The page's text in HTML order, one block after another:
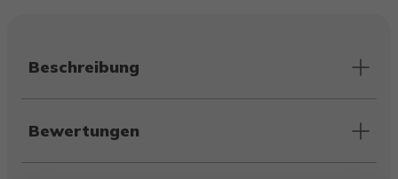
Beschreibung
Bewertungen